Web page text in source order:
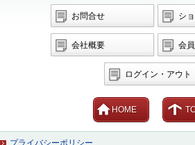
お問合せ シ
会社概要 会
ログイン・アウト
HOME
プライバシーポリシー